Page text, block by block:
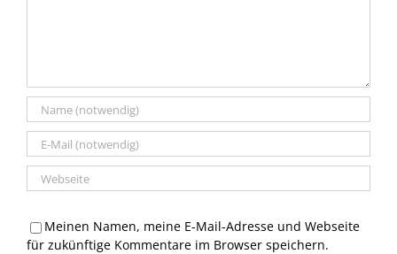
Meinen Namen, meine E-Mail-Adresse und Webseite
für zukünftige Kommentare im Browser speichern.